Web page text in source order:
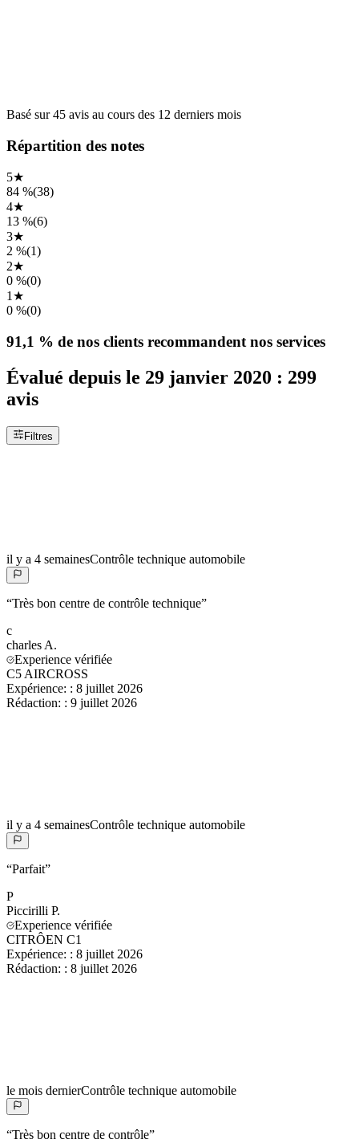
Basé sur45 avis au cours des 12 derniers mois
Répartition des notes
5★
84 %(38)
4★
13 %(6)
3★
2 %(1)
2★
0 %(0)
1 ★
0 %(0)
91,1 % de nos clients recommandent nos services
Évalué depuis le 29 janvier 2020 : 299
avis
Filtres
il y a 4 semainesContrôle technique automobile
“Très bon centre de contrôle technique”
c
charles A.
Experience vérifiée
C5 AIRCROSS
Expérience: : 8 juillet 2026
Rédaction: : 9 juillet 2026
il y a 4 semainesContrôle technique automobile
“Parfait”
P
Piccirilli P.
Experience vérifiée
CITRÔEN C1
Expérience: : 8 juillet 2026
Rédaction: : 8 juillet 2026
le mois dernierContrôle technique automobile
“Très bon centre de contrôle”